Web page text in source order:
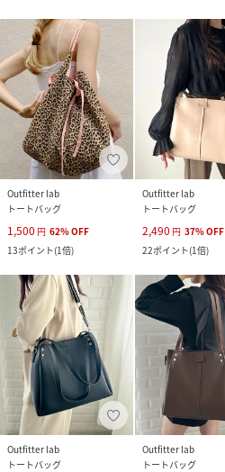
Outfitter lab
トートバッグ
1,500 円 62%OFF
13ポイント(1倍)
Outfitter lab
トートバッグ
2,490 円 37%OFF
22ポイント(1倍)
Outfitter lab
トートバッグ
Outfitter lab
トートバッグ